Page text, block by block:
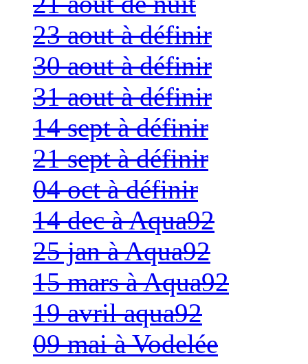
23 aout à définir
30 aout à définir
31 aout à définir
14 sept à définir
21 sept à définir
04 oct à définir
14 dec à Aqua92
25 jan à Aqua92
15 mars à Aqua92
19 avril aqua92
09 mai à Vodelée